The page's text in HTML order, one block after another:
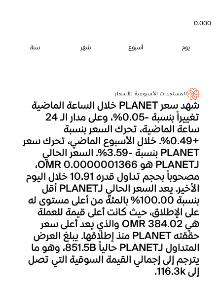
0.000
يوم أسبوع شهر سنة
المستجدات الأسبوعية للأسعار
شهد سعر PLANET خلال الساعة الماضية
تغييراً بنسبة -0.05%، وعلى مدار الـ 24
ساعة الماضية، تحرك السعر بنسبة
+0.49%. خلال الأسبوع الماضي، تحرك سعر
PLANET بنسبة -3.59%. السعر الحالي
لـPLANET هو OMR 0.0000001366،
مصحوباً بحجم تداول قدره 10.91 خلال اليوم
الأخير. يعد السعر الحالي لـPLANET أقل
بنسبة 100.00% بالمئة من أعلى مستوى له
على الإطلاق، حيث كانت أعلى قيمة للعملة
هي OMR 384.02 والذي يعد أعلى سعر
حققته PLANET منذ إطلاقها. يبلغ العرض
المتداول لـPLANET حالياً 851.5B، وهو ما
يترجم إلى إجمالي القيمة السوقية التي تصل
إلى 116.3k.